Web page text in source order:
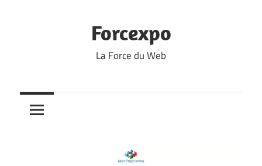
Forcexpo
La Force du Web